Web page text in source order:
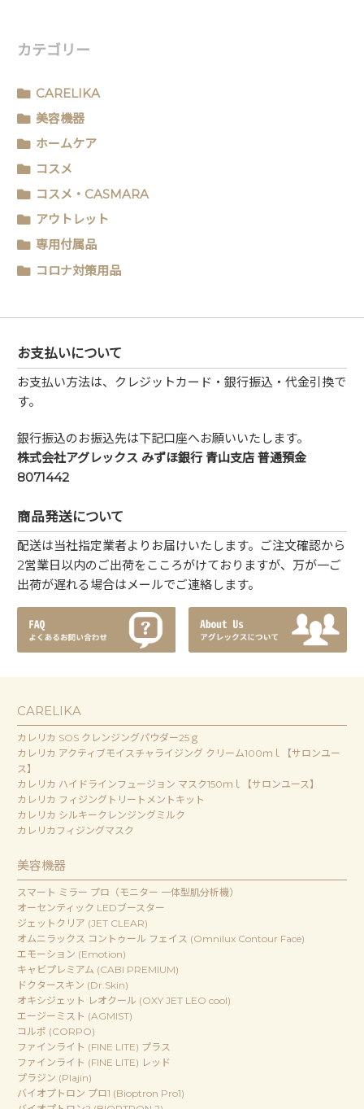
カテゴリー
CARELIKA
美容機器
ホームケア
コスメ
コスメ・CASMARA
アウトレット
専用付属品
コロナ対策用品
お支払いについて
お支払い方法は、クレジットカード・銀行振込・代金引換で
す。
銀行振込のお振込先は下記口座へお願いいたします。
株式会社アグレックス みずほ銀行 青山支店 普通預金
8071442
商品発送について
配送は当社指定業者よりお届けいたします。ご注文確認から
2営業日以内のご出荷をこころがけておりますが、万が一ご
出荷が遅れる場合はメールでご連絡します。
CARELIKA
カレリカ SOS クレンジングパウダー25ｇ
カレリカ アクティブモイスチャライジング クリーム100ｍｌ【サロンユー
ス】
カレリカ ハイドラインフュージョン マスク150ｍｌ【サロンユース】
カレリカ フィジングトリートメントキット
カレリカ シルキークレンジングミルク
カレリカフィジングマスク
美容機器
スマート ミラー プロ（モニター 一体型肌分析機）
オーセンティック LEDブースター
ジェットクリア (JET CLEAR)
オムニラックス コントゥール フェイス (Omnilux Contour Face)
エモーション (Emotion)
キャビプレミアム (CABI PREMIUM)
ドクタースキン (Dr.Skin)
オキシジェット レオクール (OXY JET LEO cool)
エージーミスト (AGMIST)
コルポ (CORPO)
ファインライト (FINE LITE) プラス
ファインライト (FINE LITE) レッド
プラジン (Plajin)
バイオプトロン プロ1 (Bioptron Pro1)